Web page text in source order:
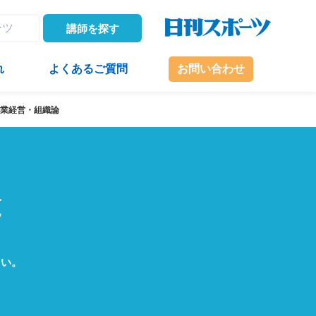
講師を探す
お問い合わせ
よくあるご質問
経営・組織論
。